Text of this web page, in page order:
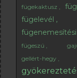
fügekaktusz
fügelevél
fügeszú
gellért-hegy